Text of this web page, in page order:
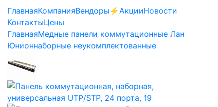
ГлавнаяКомпанияВендоры ⚡️АкцииНовости
КонтактыЦены
ГлавнаяМедные панели коммутационные Лан
Юнионнаборные неукомплектованные